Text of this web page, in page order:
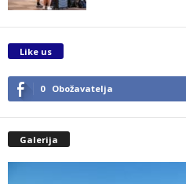
Like us
0 Obožavatelja
Galerija